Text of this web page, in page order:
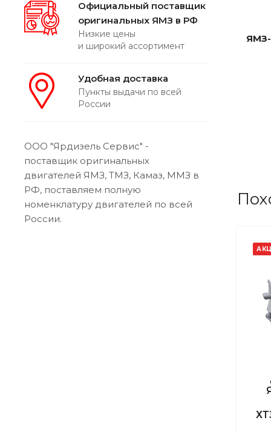
Официальный поставщик
оригинальных ЯМЗ в РФ
Низкие цены
и широкий ассортимент
Удобная доставка
Пункты выдачи по всей
России
ООО "Ярдизель Сервис" -
поставщик оригинальных
двигателей ЯМЗ, ТМЗ, Камаз, ММЗ в
РФ, поставляем полную
номенклатуру двигателей по всей
России.